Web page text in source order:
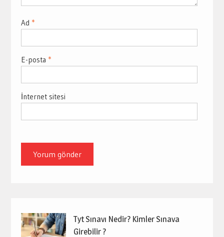
Ad *
E-posta *
İnternet sitesi
Tyt Sınavı Nedir? Kimler Sınava
Girebilir ?